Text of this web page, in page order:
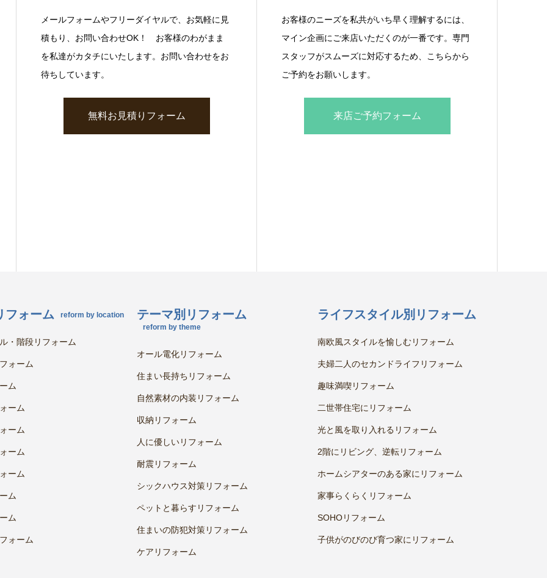
メールフォームやフリーダイヤルで、お気軽に見
積もり、お問い合わせOK！ お客様のわがまま
を私達がカタチにいたします。お問い合わせをお
待ちしています。
無料お見積りフォーム
お客様のニーズを私共がいち早く理解するには、
マイン企画にご来店いただくのが一番です。専門
スタッフがスムーズに対応するため、こちらから
ご予約をお願いします。
来店ご予約フォーム
フォーム reform by location
・階段リフォーム
ォーム
ム
ーム
ーム
ーム
ーム
ム
ム
ォーム
テーマ別リフォーム
reform by theme
オール電化リフォーム
住まい長持ちリフォーム
自然素材の内装リフォーム
収納リフォーム
人に優しいリフォーム
耐震リフォーム
シックハウス対策リフォーム
ペットと暮らすリフォーム
住まいの防犯対策リフォーム
ケアリフォーム
ライフスタイル別リフォーム
南欧風スタイルを愉しむリフォーム
夫婦二人のセカンドライフリフォーム
趣味満喫リフォーム
二世帯住宅にリフォーム
光と風を取り入れるリフォーム
2階にリビング、逆転リフォーム
ホームシアターのある家にリフォーム
家事らくらくリフォーム
SOHOリフォーム
子供がのびのび育つ家にリフォーム